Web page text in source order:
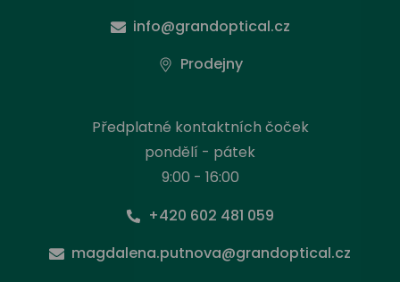
info@grandoptical.cz
Prodejny
Předplatné kontaktních čoček
pondělí - pátek
9:00 - 16:00
+420 602 481 059
magdalena.putnova@grandoptical.cz